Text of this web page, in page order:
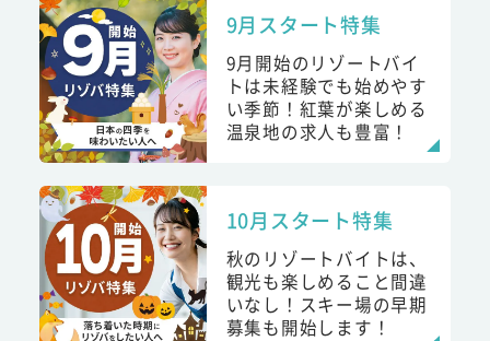
9月スタート特集
9月開始のリゾートバイ
トは未経験でも始めやす
い季節！紅葉が楽しめる
温泉地の求人も豊富！
10月スタート特集
秋のリゾートバイトは、
観光も楽しめること間違
いなし！スキー場の早期
募集も開始します！